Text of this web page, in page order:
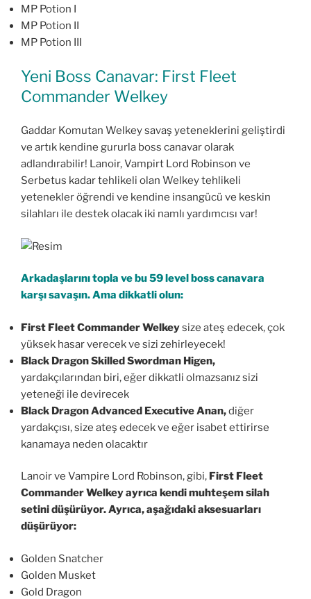
MP Potion I
MP Potion II
MP Potion III
Yeni Boss Canavar: First Fleet
Commander Welkey
Gaddar Komutan Welkey savaş yeteneklerini geliştirdi
ve artık kendine gururla boss canavar olarak
adlandırabilir! Lanoir, Vampirt Lord Robinson ve
Serbetus kadar tehlikeli olan Welkey tehlikeli
yetenekler öğrendi ve kendine insangücü ve keskin
silahları ile destek olacak iki namlı yardımcısı var!
Arkadaşlarını topla ve bu 59 level boss canavara
karşı savaşın. Ama dikkatli olun:
First Fleet Commander Welkeysize ateş edecek, çok
yüksek hasar verecek ve sizi zehirleyecek!
Black Dragon Skilled Swordman Higen,
yardakçılarından biri, eğer dikkatli olmazsanız sizi
yeteneği ile devirecek
Black Dragon Advanced Executive Anan,diğer
yardakçısı, size ateş edecek ve eğer isabet ettirirse
kanamaya neden olacaktır
Lanoir ve Vampire Lord Robinson, gibi, First Fleet
Commander Welkey ayrıca kendi muhteşem silah
setini düşürüyor. Ayrıca, aşağıdaki aksesuarları
düşürüyor:
Golden Snatcher
Golden Musket
Gold Dragon